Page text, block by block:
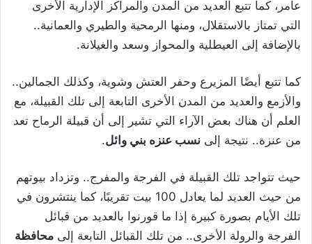
عامر، كما تتبع العديد من المدن والمراكز الإدارية الأخرى
التي تمتاز بالاستقلال، ومنها الرمحية والطيري والعمانية..
بالإضافة إلى العيطلية والمحواز وسعد والغيلانة.
كما تتبع أيضًا المزيرع وحفر العتش وشوية، وكذلك الجمالين..
والأزمع والعديد من المدن الأخرى التابعة إلى تلك القبيلة، مع
العلم أن هناك بعض الآراء التي تشير إلى أن قبيلة الرماح تعد
من عنزة.. نتيجة إلى نسب عنزه بني وائل.
حيث تتواجد تلك القبيلة في الفرجة والمفرج.. وتزداد بيوتهم
من حيث العديد لما يعادل 100 بيت تقريبًا، كما ينتشرون في
تلك الأيام بصورة كبيرة إذا ما قورنوا بالعديد من قبائل
الفرجة والرولة الأخرى.. من تلك القبائل التابعة إلى محافظة